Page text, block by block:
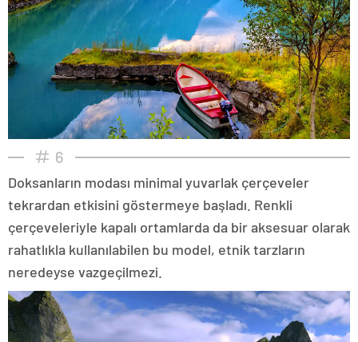
6
Doksanların modası minimal yuvarlak çerçeveler
tekrardan etkisini göstermeye başladı. Renkli
çerçeveleriyle kapalı ortamlarda da bir aksesuar olarak
rahatlıkla kullanılabilen bu model, etnik tarzların
neredeyse vazgeçilmezi.